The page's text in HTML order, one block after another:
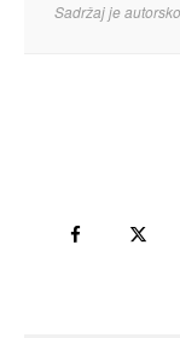
Sadržaj je